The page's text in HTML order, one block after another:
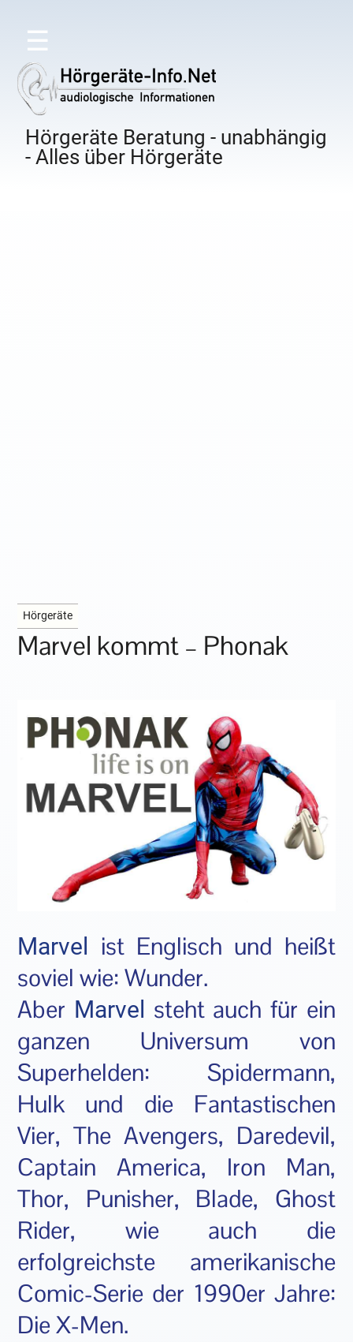
☰
Hörgeräte Beratung - unabhängig
- Alles über Hörgeräte
Hörgeräte
Marvel kommt – Phonak
Marvel
ist Englisch und heißt
soviel wie: Wunder.
Aber Marvel steht auch für ein
ganzen Universum von
Superhelden: Spidermann,
Hulk und die Fantastischen
Vier, The Avengers, Daredevil,
Captain America, Iron Man,
Thor, Punisher, Blade, Ghost
Rider, wie auch die
erfolgreichste amerikanische
Comic-Serie der 1990er Jahre:
Die X-Men.